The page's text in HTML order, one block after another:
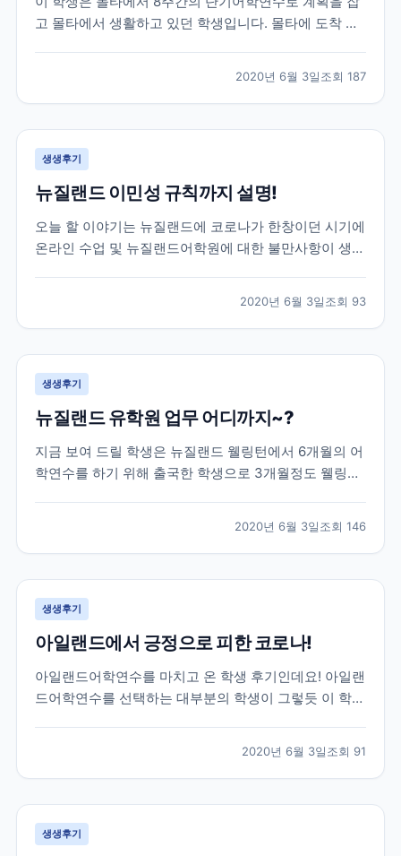
고 몰타에서 생활하고 있던 학생입니다. 몰타에 도착 후
코로나로 인한 공항 폐쇄 등의 소식등을 전하게 되었는
데요! 이 학생은 학업을 잠시 멈추고 한국으로 돌아오기
로...
2020년 6월 3일조회 187
생생후기
뉴질랜드 이민성 규칙까지 설명!
오늘 할 이야기는 뉴질랜드에 코로나가 한창이던 시기에
온라인 수업 및 뉴질랜드어학원에 대한 불만사항이 생겼
다. 이 학생은 뉴질랜드어학연수 6개월을 계획하고 떠난
학생인데, 3개월차에 뉴질랜드가 코로나로 인한 락다운
이...
2020년 6월 3일조회 93
생생후기
뉴질랜드 유학원 업무 어디까지~?
지금 보여 드릴 학생은 뉴질랜드 웰링턴에서 6개월의 어
학연수를 하기 위해 출국한 학생으로 3개월정도 웰링턴
크를 위해 대화를 나누면서 받은 카톡이랍니다! 그럼 먼
저 가장 궁금해 하실 학생과의 카톡 후기 먼저 함께 보...
2020년 6월 3일조회 146
생생후기
아일랜드에서 긍정으로 피한 코로나!
아일랜드어학연수를 마치고 온 학생 후기인데요! 아일랜
드어학연수를 선택하는 대부분의 학생이 그렇듯 이 학생
의 워킹홀리데이로 총 33주간의 체류를 목표로 아일랜
드에 작년 11월에 출국한 학생이랍니다! 아쉽게도...
2020년 6월 3일조회 91
생생후기